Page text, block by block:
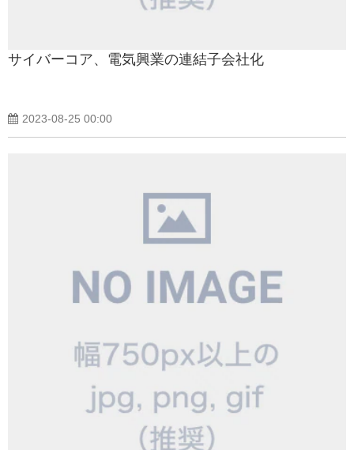
サイバーコア、電気興業の連結子会社化
2023-08-25 00:00